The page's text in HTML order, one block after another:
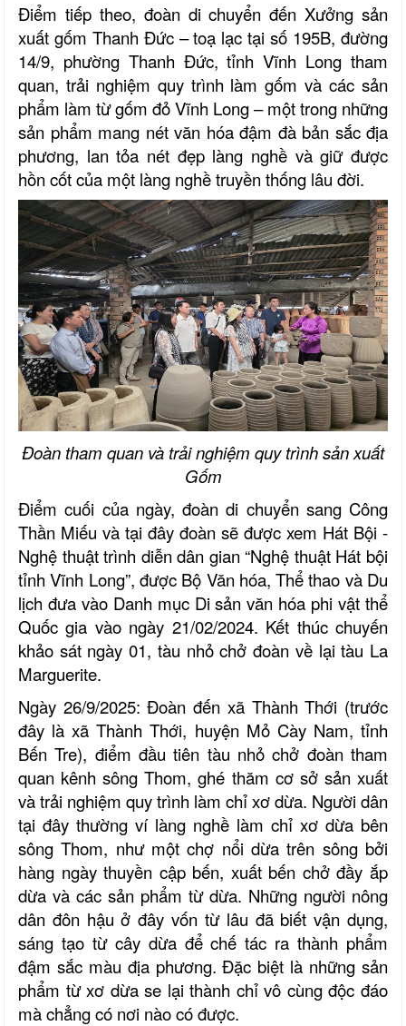
Điểm tiếp theo, đoàn di chuyển đến Xưởng sản
xuất gốm Thanh Đức – toạ lạc tại số 195B, đường
14/9, phường Thanh Đức, tỉnh Vĩnh Long tham
quan, trải nghiệm quy trình làm gốm và các sản
phẩm làm từ gốm đỏ Vĩnh Long – một trong những
sản phẩm mang nét văn hóa đậm đà bản sắc địa
phương, lan tỏa nét đẹp làng nghề và giữ được
hồn cốt của một làng nghề truyền thống lâu đời.
Đoàn tham quan và trải nghiệm quy trình sản xuất
Gốm
Điểm cuối của ngày, đoàn di chuyển sang Công
Thần Miếu và tại đây đoàn sẽ được xem Hát Bội -
Nghệ thuật trình diễn dân gian “Nghệ thuật Hát bội
tỉnh Vĩnh Long”, được Bộ Văn hóa, Thể thao và Du
lịch đưa vào Danh mục Di sản văn hóa phi vật thể
Quốc gia vào ngày 21/02/2024. Kết thúc chuyến
khảo sát ngày 01, tàu nhỏ chở đoàn về lại tàu La
Marguerite.
Ngày 26/9/2025: Đoàn đến xã Thành Thới (trước
đây là xã Thành Thới, huyện Mỏ Cày Nam, tỉnh
Bến Tre), điểm đầu tiên tàu nhỏ chở đoàn tham
quan kênh sông Thom, ghé thăm cơ sở sản xuất
và trải nghiệm quy trình làm chỉ xơ dừa. Người dân
tại đây thường ví làng nghề làm chỉ xơ dừa bên
sông Thom, như một chợ nổi dừa trên sông bởi
hàng ngày thuyền cập bến, xuất bến chở đầy ắp
dừa và các sản phẩm từ dừa. Những người nông
dân đôn hậu ở đây vốn từ lâu đã biết vận dụng,
sáng tạo từ cây dừa để chế tác ra thành phẩm
đậm sắc màu địa phương. Đặc biệt là những sản
phẩm từ xơ dừa se lại thành chỉ vô cùng độc đáo
mà chẳng có nơi nào có được.